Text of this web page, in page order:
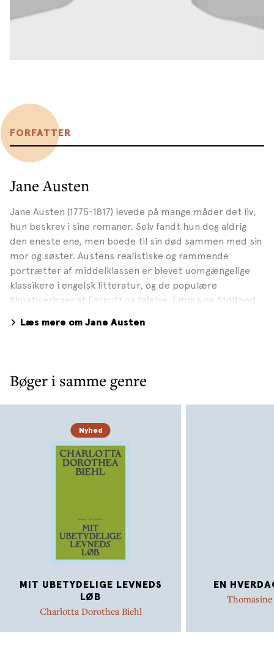
FORFATTER
Jane Austen
Jane Austen (1775-1817) levede på mange måder det liv,
hun beskrev i sine romaner. Selv fandt hun dog aldrig
den eneste ene, men boede til sin død sammen med sin
mor og søster. Austens realistiske og rammende
portrætter af middelklassen er blevet uomgængelige
klassikere i engelsk litteratur, og de populære
filmatiseringer af Fornuft og følelse, Emma og Stolthed
interesse for Austens evigt aktuelle forfatterskab.
Læs mere om Jane Austen
Bøger i samme genre
Nyhed
MIT UBETYDELIGE LEVNEDS
LØB
Charlotta Dorothea Biehl
EN